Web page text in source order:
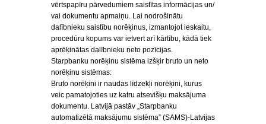
vērtspapīru pārvedumiem saistītas informācijas un/
vai dokumentu apmaiņu. Lai nodrošinātu
dalībnieku saistību norēķinus, izmantojot ieskaitu,
procedūru kopums var ietvert arī kārtību, kādā tiek
aprēķinātas dalībnieku neto pozīcijas.
Starpbanku norēķinu sistēma izšķir bruto un neto
norēķinu sistēmas:
Bruto norēķini ir naudas līdzekļi norēķini, kurus
veic pamatojoties uz katru atsevišķu maksājuma
dokumentu. Latvijā pastāv „Starpbanku
automatizētā maksājumu sistēma” (SAMS)-Latvijas